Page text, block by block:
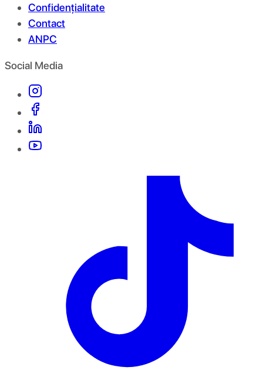
Confidențialitate
Contact
ANPC
Social Media